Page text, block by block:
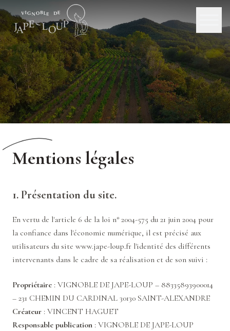
Mentions légales
1. Présentation du site.
En vertu de l'article 6 de la loi n° 2004-575 du 21 juin 2004 pour
la confiance dans l'économie numérique, il est précisé aux
utilisateurs du site www.jape-loup.fr l'identité des différents
intervenants dans le cadre de sa réalisation et de son suivi :
Propriétaire : VIGNOBLE DE JAPE-LOUP – 88335893900014
– 231 CHEMIN DU CARDINAL 30130 SAINT-ALEXANDRE
Créateur : VINCENT HAGUET
Responsable publication : VIGNOBLE DE JAPE-LOUP